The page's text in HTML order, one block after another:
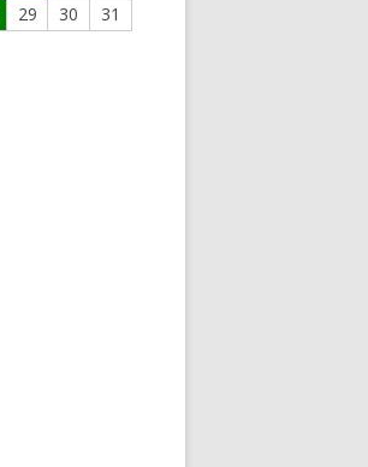
29 30 31